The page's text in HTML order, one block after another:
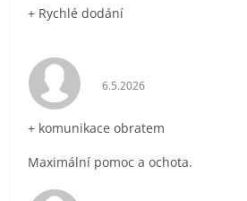
+ Rychlé dodání
Hodnocení obchodu je 5
6.5.2026
+ komunikace obratem
Maximální pomoc a ochota.